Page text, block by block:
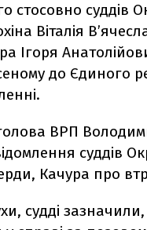
стосовно суддів
Віталія
Ігоря
до Єдиного
ВРП
суддів
Качура про
судді